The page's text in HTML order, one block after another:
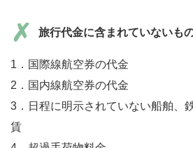
旅行代金に含まれていないも
1．国際線航空券の代金
2．国内線航空券の代金
3．日程に明示されていない船舶、
賃